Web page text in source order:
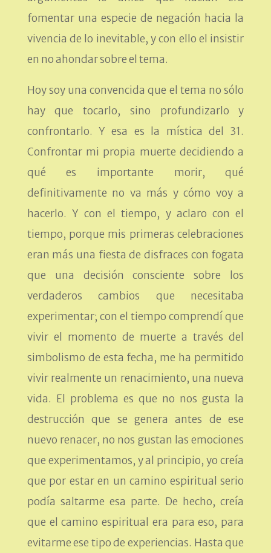
fomentar una especie de negación hacia la
vivencia de lo inevitable, y con ello el insistir
en no ahondar sobre el tema.
Hoy soy una convencida que el tema no sólo
hay que tocarlo, sino profundizarlo y
confrontarlo. Y esa es la mística del 31.
Confrontar mi propia muerte decidiendo a
qué es importante morir, qué
definitivamente no va más y cómo voy a
hacerlo. Y con el tiempo, y aclaro con el
tiempo, porque mis primeras celebraciones
eran más una fiesta de disfraces con fogata
que una decisión consciente sobre los
verdaderos cambios que necesitaba
experimentar; con el tiempo comprendí que
vivir el momento de muerte a través del
simbolismo de esta fecha, me ha permitido
vivir realmente un renacimiento, una nueva
vida. El problema es que no nos gusta la
destrucción que se genera antes de ese
nuevo renacer, no nos gustan las emociones
que experimentamos, y al principio, yo creía
que por estar en un camino espiritual serio
podía saltarme esa parte. De hecho, creía
que el camino espiritual era para eso, para
evitarme ese tipo de experiencias. Hasta que